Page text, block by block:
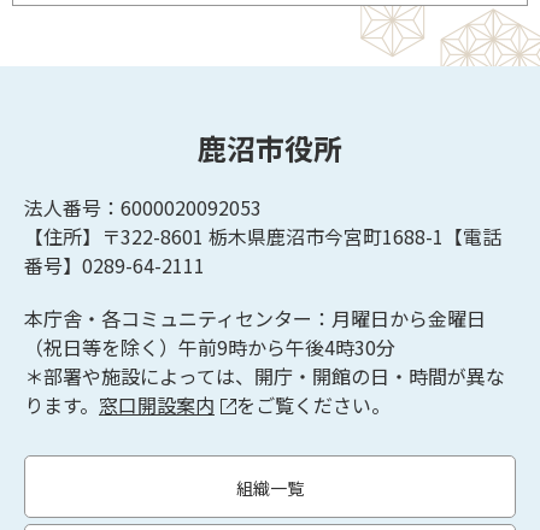
鹿沼市役所
法人番号：6000020092053
【住所】〒322-8601 栃木県鹿沼市今宮町1688-1【電話
番号】0289-64-2111
本庁舎・各コミュニティセンター：月曜日から金曜日
（祝日等を除く）午前9時から午後4時30分
＊部署や施設によっては、開庁・開館の日・時間が異な
ります。 窓口開設案内 をご覧ください。
組織一覧